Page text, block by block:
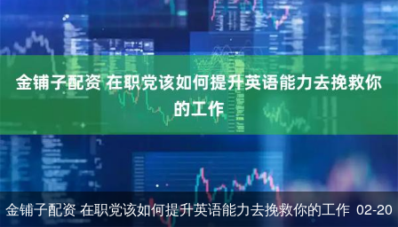
金铺子配资 在职党该如何提升英语能力去挽救你的工作 02-20